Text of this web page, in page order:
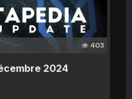
403
2024